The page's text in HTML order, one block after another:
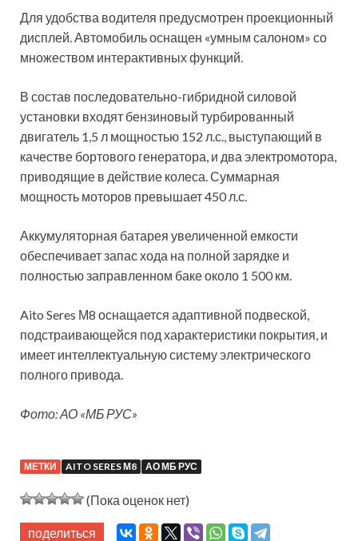
Для удобства водителя предусмотрен проекционный
дисплей. Автомобиль оснащен «умным салоном» со
множеством интерактивных функций.
В состав последовательно-гибридной силовой
установки входят бензиновый турбированный
двигатель 1,5 л мощностью 152 л.с., выступающий в
качестве бортового генератора, и два электромотора,
приводящие в действие колеса. Суммарная
мощность моторов превышает 450 л.с.
Аккумуляторная батарея увеличенной емкости
обеспечивает запас хода на полной зарядке и
полностью заправленном баке около 1 500 км.
Aito Seres М8 оснащается адаптивной подвеской,
подстраивающейся под характеристики покрытия, и
имеет интеллектуальную систему электрического
полного привода.
Фото: АО «МБ РУС»
МЕТКИ AITO SERES М8 АО МБ РУС
(Пока оценок нет)
поделиться